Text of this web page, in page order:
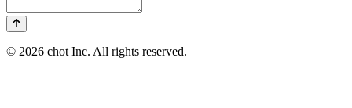
© 2026 chot Inc. All rights reserved.